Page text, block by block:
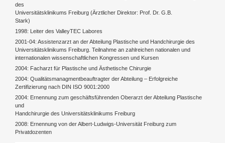
des
Universitätsklinikums Freiburg (Ärztlicher Direktor: Prof. Dr. G.B.
Stark)
1998: Leiter des ValleyTEC Labores
2001-04: Assistenzarzt an der Abteilung Plastische und Handchirurgie des
Universitätsklinikums Freiburg. Teilnahme an zahlreichen nationalen und
internationalen wissenschaftlichen Kongressen und Kursen
2004: Facharzt für Plastische und Ästhetische Chirurgie
2004: Qualitätsmanagmentbeauftragter der Abteilung – Erfolgreiche
Zertifizierung nach DIN ISO 9001:2000
2004: Ernennung zum geschäftsführenden Oberarzt der Abteilung Plastische
und
Handchirurgie des Universitätsklinikums Freiburg
2008: Ernennung von der Albert-Ludwigs-Universität Freiburg zum
Privatdozenten